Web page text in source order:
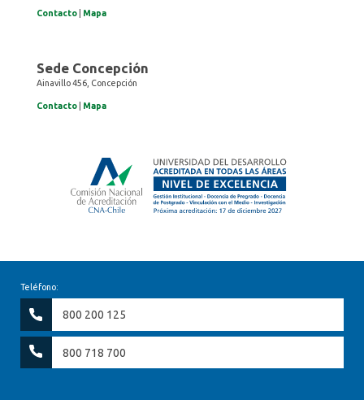
Contacto Mapa
Sede Concepción
Ainavillo 456, Concepción
Contacto Mapa
Teléfono:
800 200 125
800 718 700